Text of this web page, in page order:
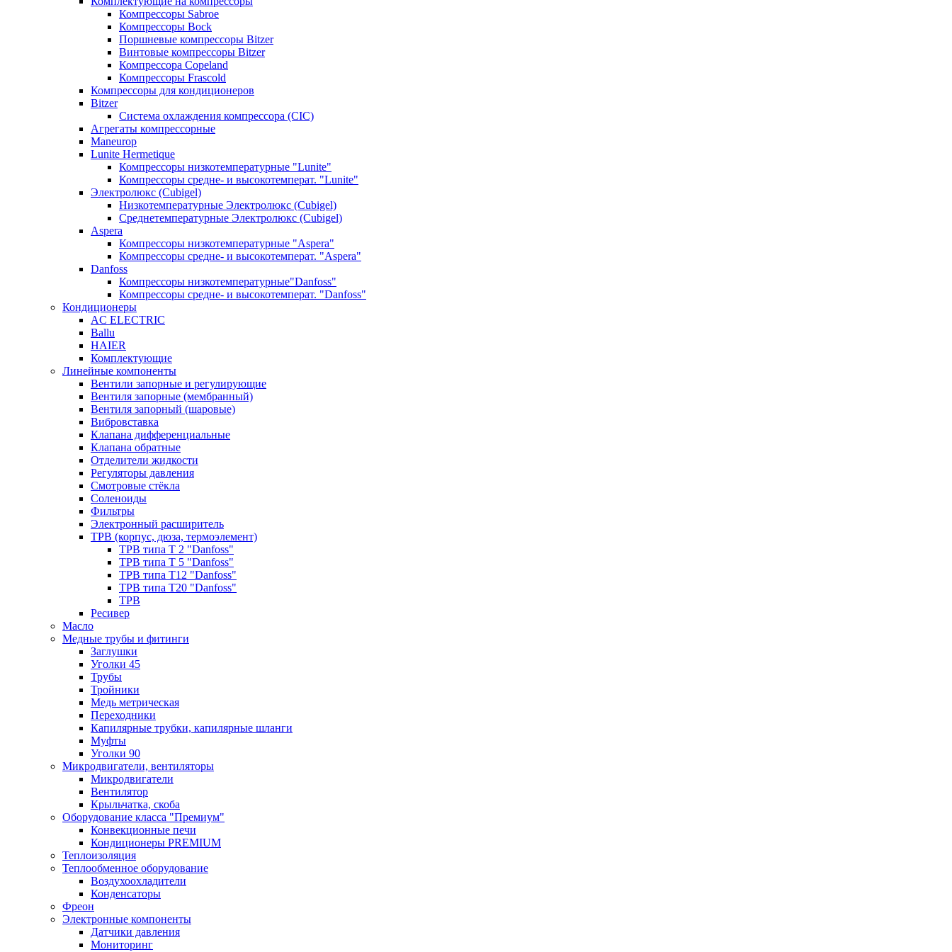
Компрессоры Sabroe
Компрессоры Bock
Поршневые компрессоры Bitzer
Винтовые компрессоры Bitzer
Компрессора Copeland
Компрессоры Frascold
Компрессоры для кондиционеров
Bitzer
Система охлаждения компрессора (CIC)
Агрегаты компрессорные
Maneurop
Lunite Hermetique
Компрессоры низкотемпературные "Lunite"
Компрессоры средне- и высокотемперат. "Lunite"
Электролюкс (Cubigel)
Низкотемпературные Электролюкс (Cubigel)
Среднетемпературные Электролюкс (Cubigel)
Aspera
Компрессоры низкотемпературные "Aspera"
Компрессоры средне- и высокотемперат. "Aspera"
Danfoss
Компрессоры низкотемпературные"Danfoss"
Компрессоры средне- и высокотемперат. "Danfoss"
Кондиционеры
AC ELECTRIC
Ballu
HAIER
Комплектующие
Линейные компоненты
Вентили запорные и регулирующие
Вентиля запорные (мембранный)
Вентиля запорный (шаровые)
Вибровставка
Клапана дифференциальные
Клапана обратные
Отделители жидкости
Регуляторы давления
Смотровые стёкла
Соленоиды
Фильтры
Электронный расширитель
ТРВ (корпус, дюза, термоэлемент)
ТРВ типа Т 2 "Danfoss"
ТРВ типа Т 5 "Danfoss"
ТРВ типа Т12 "Danfoss"
ТРВ типа Т20 "Danfoss"
ТРВ
Ресивер
Масло
Медные трубы и фитинги
Заглушки
Уголки 45
Трубы
Тройники
Медь метрическая
Переходники
Капилярные трубки, капилярные шланги
Муфты
Уголки 90
Микродвигатели, вентиляторы
Микродвигатели
Вентилятор
Крыльчатка, скоба
Оборудование класса "Премиум"
Конвекционные печи
Кондиционеры PREMIUM
Теплоизоляция
Теплообменное оборудование
Воздухоохладители
Конденсаторы
Фреон
Электронные компоненты
Датчики давления
Мониторинг